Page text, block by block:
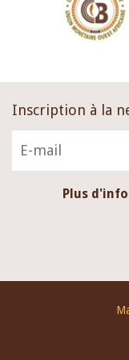
Inscription à la
Plus